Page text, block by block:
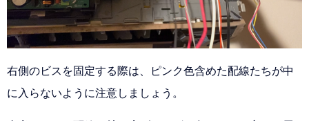
右側のビスを固定する際は、ピンク色含めた配線たちが中
に入らないように注意しましょう。